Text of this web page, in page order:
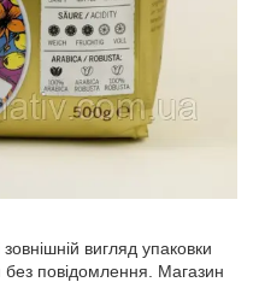
вигляд упаковки
повідомлення. Магазин